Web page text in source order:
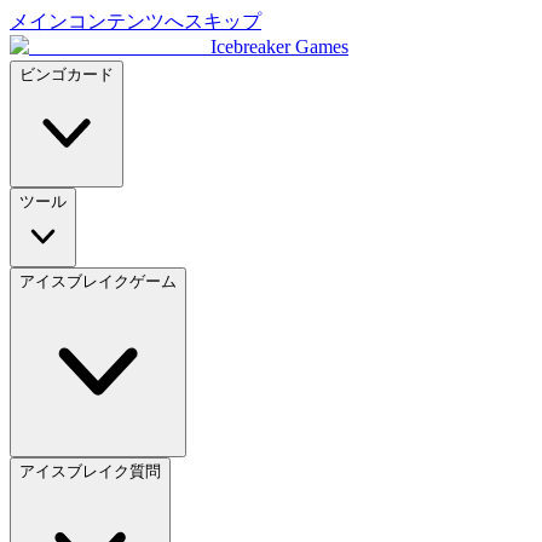
メインコンテンツへスキップ
Icebreaker Games
ビンゴカード
ツール
アイスブレイクゲーム
アイスブレイク質問